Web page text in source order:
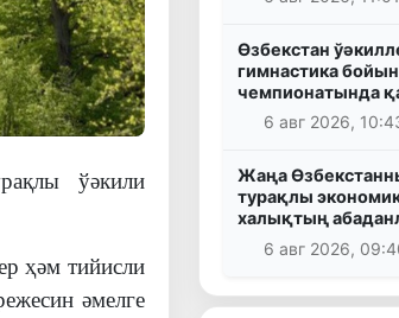
ўәкили
ҳәм тийисли
әмелге
Өзбекстан
гимнастика
чемпионатында
6 авг 2026,
Жаңа
турақлы
халықтың
6 авг 2026,